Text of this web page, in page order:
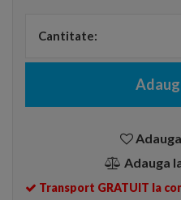
Cantitate:
Adauga
Transport GRATUIT la